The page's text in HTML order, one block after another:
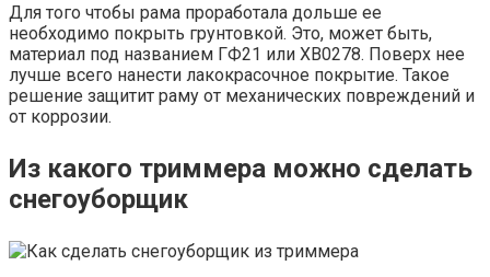
Для того чтобы рама проработала дольше ее
необходимо покрыть грунтовкой. Это, может быть,
материал под названием ГФ21 или ХВ0278. Поверх нее
лучше всего нанести лакокрасочное покрытие. Такое
решение защитит раму от механических повреждений и
от коррозии.
Из какого триммера можно сделать
снегоуборщик